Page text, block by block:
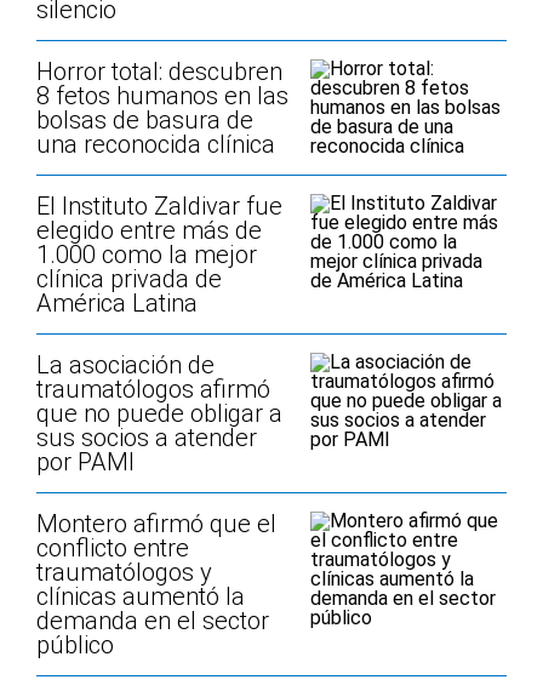
silencio
Horror total: descubren
8 fetos humanos en las
bolsas de basura de
una reconocida clínica
El Instituto Zaldivar fue
elegido entre más de
1.000 como la mejor
clínica privada de
América Latina
La asociación de
traumatólogos afirmó
que no puede obligar a
sus socios a atender
por PAMI
Montero afirmó que el
conflicto entre
traumatólogos y
clínicas aumentó la
demanda en el sector
público